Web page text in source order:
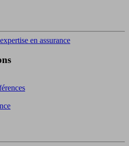
en assurance